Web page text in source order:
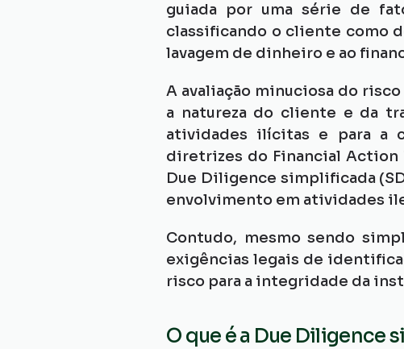
guiada por uma série de
classificando o cliente como
lavagem de dinheiro e ao
A avaliação minuciosa do
a natureza do cliente e da
atividades ilícitas e para a
diretrizes do Financial Action
Due Diligence simplificada
envolvimento em atividades
Contudo, mesmo sendo
exigências legais de
risco para a integridade da
O que é a Due Diligence